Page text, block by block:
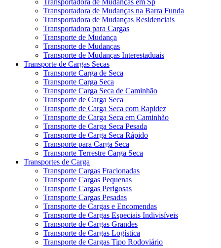
Transportadora de Mudanças em Sp
Transportadora de Mudanças na Barra Funda
Transportadora de Mudanças Residenciais
Transportadora para Cargas
Transporte de Mudança
Transporte de Mudanças
Transporte de Mudanças Interestaduais
Transporte de Cargas Secas
Transporte Carga de Seca
Transporte Carga Seca
Transporte Carga Seca de Caminhão
Transporte de Carga Seca
Transporte de Carga Seca com Rapidez
Transporte de Carga Seca em Caminhão
Transporte de Carga Seca Pesada
Transporte de Carga Seca Rápido
Transporte para Carga Seca
Transporte Terrestre Carga Seca
Transportes de Carga
Transporte Cargas Fracionadas
Transporte Cargas Pequenas
Transporte Cargas Perigosas
Transporte Cargas Pesadas
Transporte de Cargas e Encomendas
Transporte de Cargas Especiais Indivisíveis
Transporte de Cargas Grandes
Transporte de Cargas Logística
Transporte de Cargas Tipo Rodoviário